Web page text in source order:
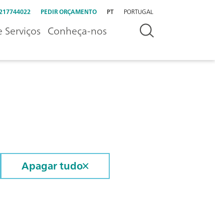
PEDIR ORÇAMENTO PT PORTUGAL
Conheça-nos
Apagar tudo